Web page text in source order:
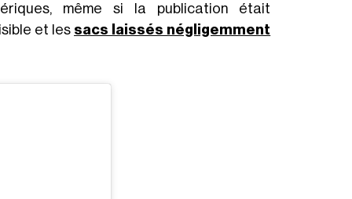
même si la publication était
et les sacs laissés négligemment